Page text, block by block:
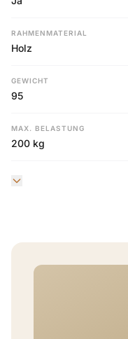
RAHMENMATERIAL
Holz
GEWICHT
95
MAX. BELASTUNG
200 kg